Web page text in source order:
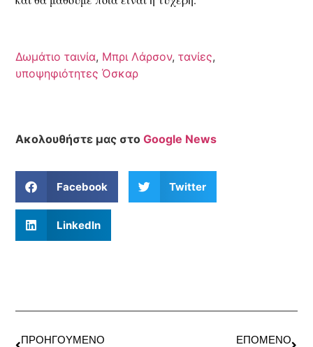
Δωμάτιο ταινία, Μπρι Λάρσον,τανίες,
υποψηφιότητες Όσκαρ
Ακολουθήστε μας στοGoogle News
Facebook Twitter
LinkedIn
ΠΡΟΗΓΟΎΜΕΝΟ ΕΠΌΜΕΝΟ